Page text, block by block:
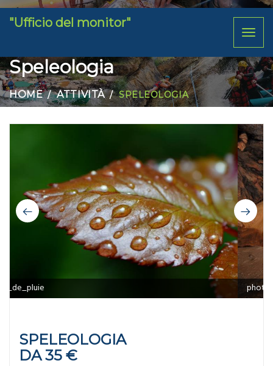
"Ufficio del monitor"
Speleologia
HOME ATTIVITÀ SPELEOLOGIA
photo_spéléo
SPELEOLOGIA
DA 35 €